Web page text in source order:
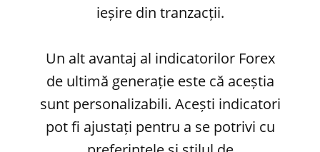
ieșire din tranzacții.
Un alt avantaj al indicatorilor Forex
de ultimă generație este că aceștia
sunt personalizabili. Acești indicatori
pot fi ajustați pentru a se potrivi cu